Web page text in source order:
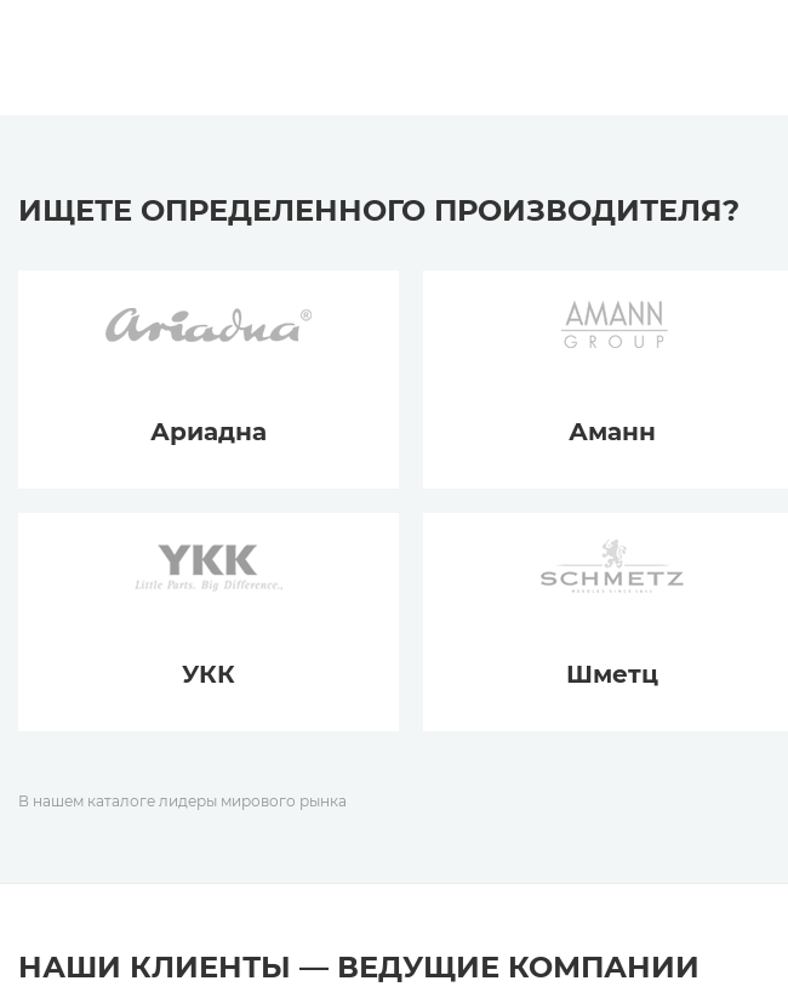
ИЩЕТЕ ОПРЕДЕЛЕННОГО ПРОИЗВОДИТЕЛЯ?
Ариадна Аманн
УКК Шметц
В нашем каталоге лидеры мирового рынка
НАШИ КЛИЕНТЫ — ВЕДУЩИЕ КОМПАНИИ